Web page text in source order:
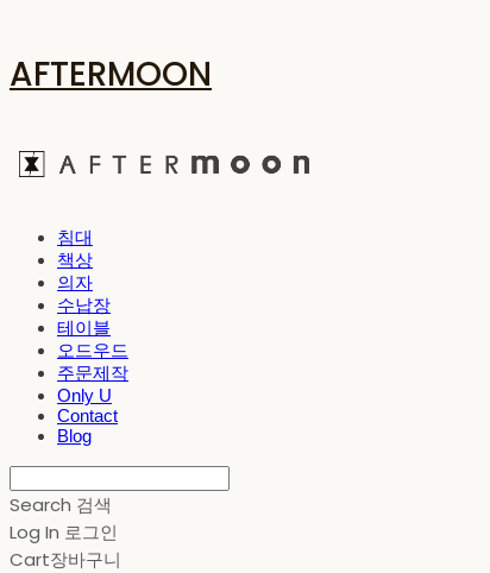
AFTERMOON
침대
책상
의자
수납장
테이블
오드우드
주문제작
Only U
Contact
Blog
Search 검색
Log In 로그인
Cart장바구니